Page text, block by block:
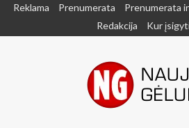
SkipReklama Prenumerata Prenumerata
Redakcija
Kur